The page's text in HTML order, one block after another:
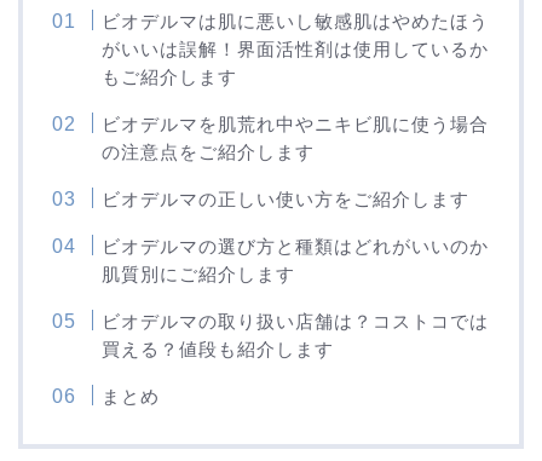
ビオデルマは肌に悪いし敏感肌はやめたほう
がいいは誤解！界面活性剤は使用しているか
もご紹介します
ビオデルマを肌荒れ中やニキビ肌に使う場合
の注意点をご紹介します
ビオデルマの正しい使い方をご紹介します
ビオデルマの選び方と種類はどれがいいのか
肌質別にご紹介します
ビオデルマの取り扱い店舗は？コストコでは
買える？値段も紹介します
まとめ